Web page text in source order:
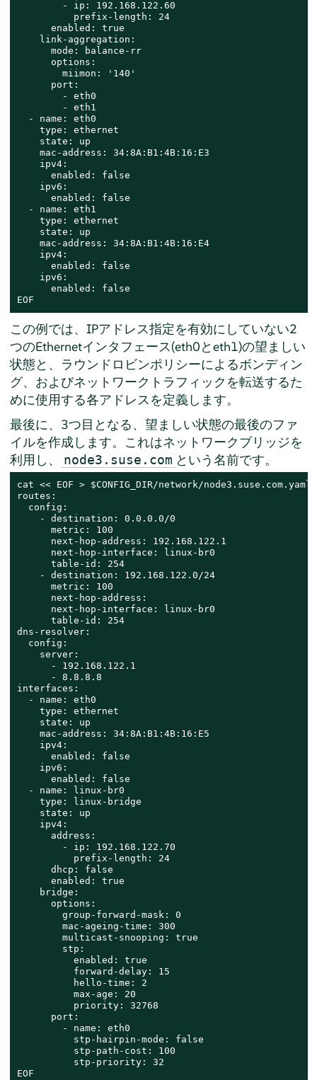
        - ip: 192.168.122.60
          prefix-length: 24
      enabled: true
    link-aggregation:
      mode: balance-rr
      options:
        miimon: '140'
      port:
        - eth0
        - eth1
  - name: eth0
    type: ethernet
    state: up
    mac-address: 34:8A:B1:4B:16:E3
    ipv4:
      enabled: false
    ipv6:
      enabled: false
  - name: eth1
    type: ethernet
    state: up
    mac-address: 34:8A:B1:4B:16:E4
    ipv4:
      enabled: false
    ipv6:
      enabled: false
EOF
この例では、IPアドレス指定を有効にしていない2
つのEthernetインタフェース(eth0とeth1)の望ましい
状態と、ラウンドロビンポリシーによるボンディン
グ、およびネットワークトラフィックを転送するた
めに使用する各アドレスを定義します。
最後に、3つ目となる、望ましい状態の最後のファ
イルを作成します。これはネットワークブリッジを
利用し、
node3.suse.com という名前です。
cat << EOF > $CONFIG_DIR/network/node3.suse.com.yaml
routes:
  config:
    - destination: 0.0.0.0/0
      metric: 100
      next-hop-address: 192.168.122.1
      next-hop-interface: linux-br0
      table-id: 254
    - destination: 192.168.122.0/24
      metric: 100
      next-hop-address:
      next-hop-interface: linux-br0
      table-id: 254
dns-resolver:
  config:
    server:
      - 192.168.122.1
      - 8.8.8.8
interfaces:
  - name: eth0
    type: ethernet
    state: up
    mac-address: 34:8A:B1:4B:16:E5
    ipv4:
      enabled: false
    ipv6:
      enabled: false
  - name: linux-br0
    type: linux-bridge
    state: up
    ipv4:
      address:
        - ip: 192.168.122.70
          prefix-length: 24
      dhcp: false
      enabled: true
    bridge:
      options:
        group-forward-mask: 0
        mac-ageing-time: 300
        multicast-snooping: true
        stp:
          enabled: true
          forward-delay: 15
          hello-time: 2
          max-age: 20
          priority: 32768
      port:
        - name: eth0
          stp-hairpin-mode: false
          stp-path-cost: 100
          stp-priority: 32
EOF